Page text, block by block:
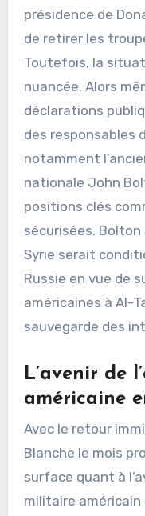
présidence de
de retirer les
Toutefois, la
nuancée. Alors
déclarations
des responsables
notamment
nationale John
positions clés
sécurisées.
Syrie serait
Russie en vue de
américaines à Al-
sauvegarde des
L’avenir de
américaine
Avec le retour
Blanche le mois
surface quant à
militaire américain